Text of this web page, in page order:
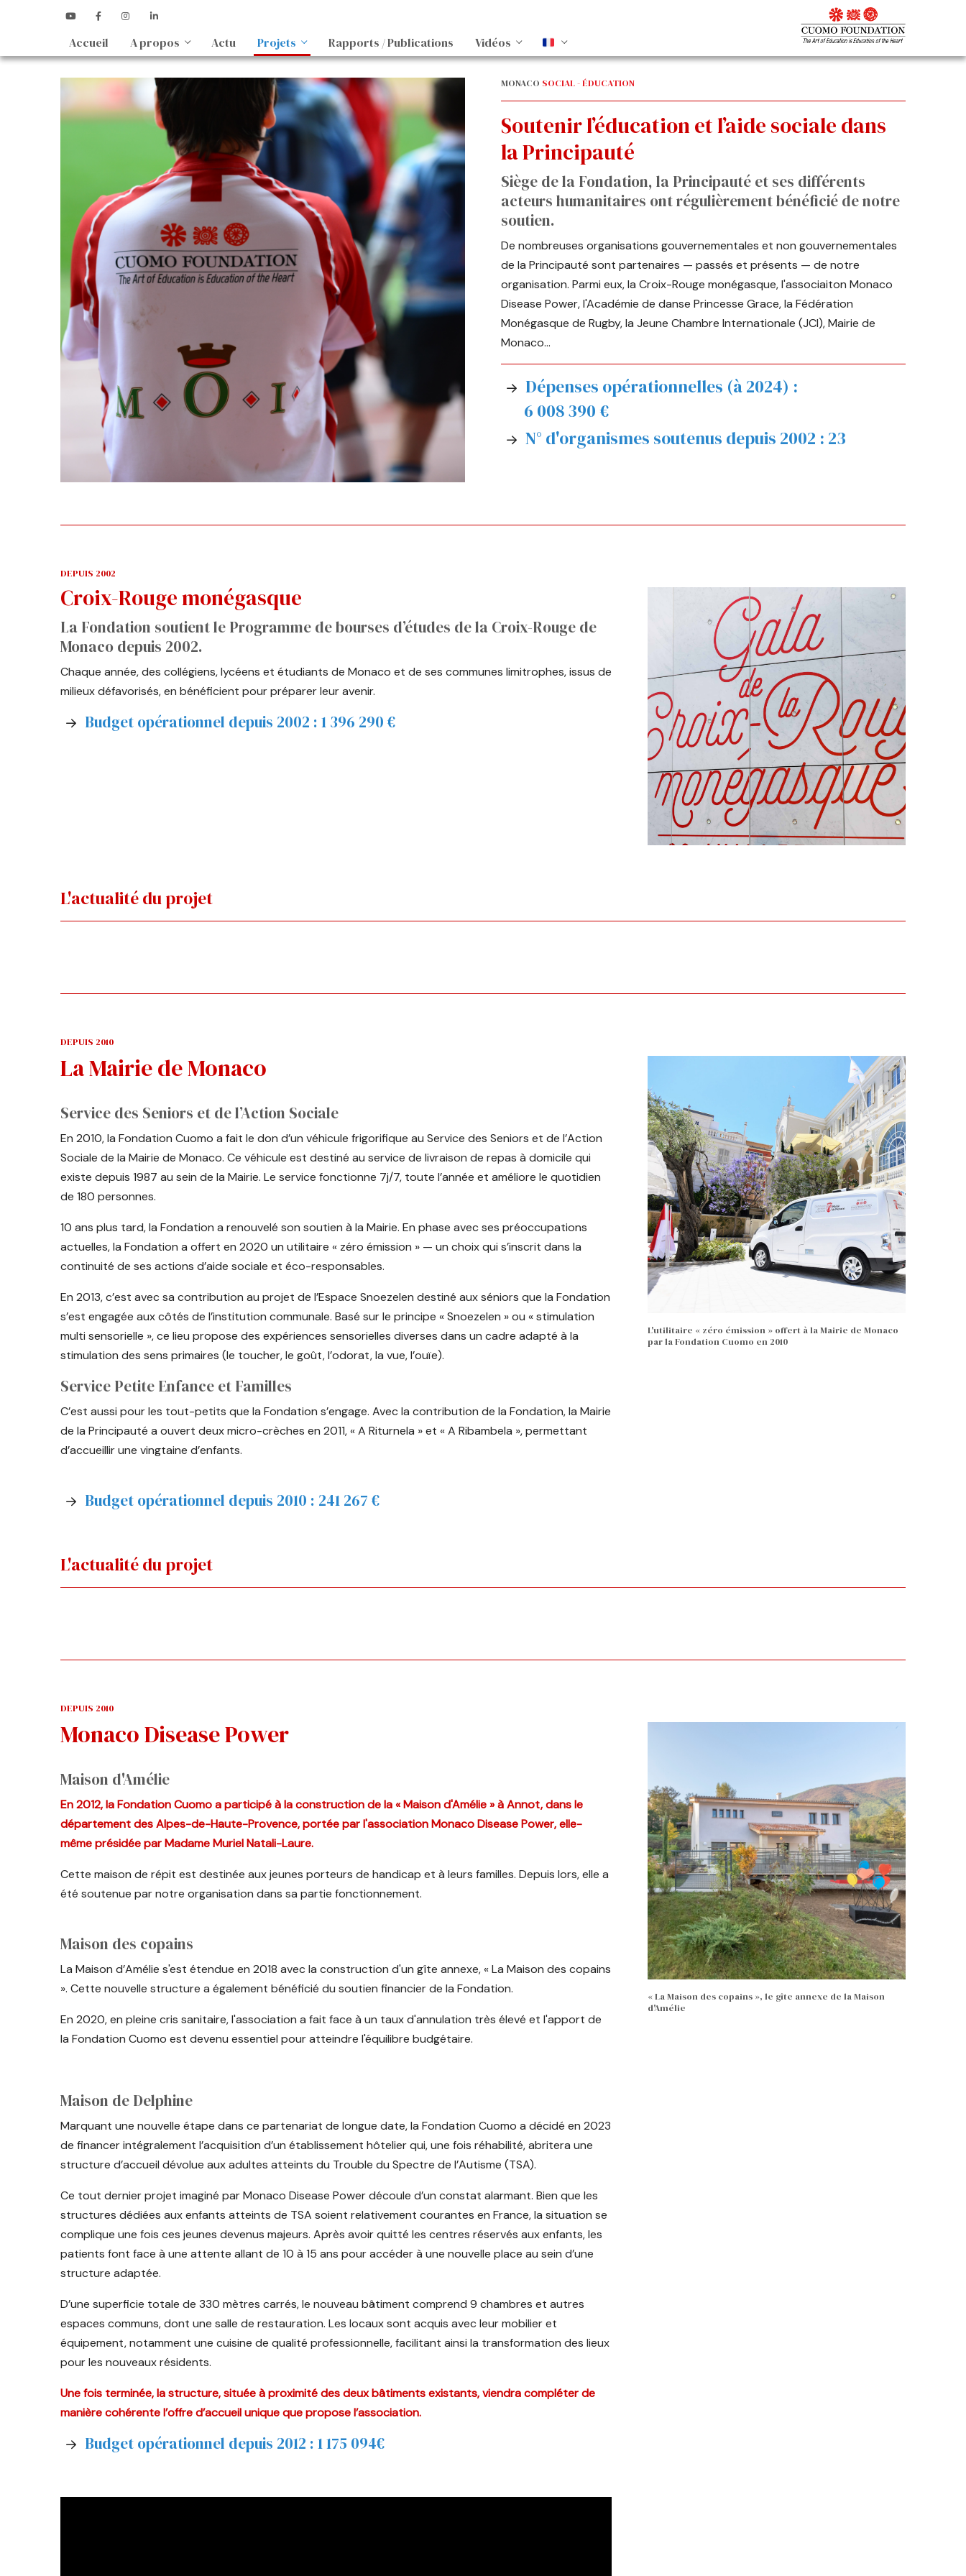
Accueil A propos Actu Projets Rapports / Publications Vidéos
MONACO SOCIAL - ÉDUCATION
Soutenir l’éducation et l’aide sociale dans
la Principauté
Siège de la Fondation, la Principauté et ses différents
acteurs humanitaires ont régulièrement bénéficié de notre
soutien.
De nombreuses organisations gouvernementales et non gouvernementales
de la Principauté sont partenaires — passés et présents — de notre
organisation. Parmi eux, la Croix-Rouge monégasque, l'associaiton Monaco
Disease Power, l'Académie de danse Princesse Grace, la Fédération
Monégasque de Rugby, la Jeune Chambre Internationale (JCI), Mairie de
Monaco…
Dépenses opérationnelles (à 2024) :
6 008 390€
N° d'organismes soutenus depuis 2002 : 23
DEPUIS 2002
Croix-Rouge monégasque
La Fondation soutient le Programme de bourses d’études de la Croix-Rouge de
Monaco depuis 2002.
Chaque année, des collégiens, lycéens et étudiants de Monaco et de ses communes limitrophes, issus de
milieux défavorisés, en bénéficient pour préparer leur avenir.
Budget opérationnel depuis 2002 : 1 396 290 €
L'actualité du projet
DEPUIS 2010
La Mairie de Monaco
Service des Seniors et de l’Action Sociale
En 2010, la Fondation Cuomo a fait le don d’un véhicule frigorifique au Service des Seniors et de l’Action
Sociale de la Mairie de Monaco. Ce véhicule est destiné au service de livraison de repas à domicile qui
existe depuis 1987 au sein de la Mairie. Le service fonctionne 7j/7, toute l’année et améliore le quotidien
de 180 personnes.
10 ans plus tard, la Fondation a renouvelé son soutien à la Mairie. En phase avec ses préoccupations
actuelles, la Fondation a offert en 2020 un utilitaire « zéro émission » — un choix qui s’inscrit dans la
continuité de ses actions d’aide sociale et éco-responsables.
En 2013, c’est avec sa contribution au projet de l’Espace Snoezelen destiné aux séniors que la Fondation
s’est engagée aux côtés de l’institution communale. Basé sur le principe « Snoezelen » ou « stimulation
multi sensorielle », ce lieu propose des expériences sensorielles diverses dans un cadre adapté à la
stimulation des sens primaires (le toucher, le goût, l’odorat, la vue, l’ouïe).
Service Petite Enfance et Familles
C’est aussi pour les tout-petits que la Fondation s’engage. Avec la contribution de la Fondation, la Mairie
de la Principauté a ouvert deux micro-crèches en 2011, « A Riturnela » et « A Ribambela », permettant
d’accueillir une vingtaine d’enfants.
Budget opérationnel depuis 2010 : 245 950 €
L'utilitaire « zéro émission » offert à la Mairie de Monaco
par la Fondation Cuomo en 2010
L'actualité du projet
DEPUIS 2010
Monaco Disease Power
Maison d'Amélie
En 2012, la Fondation Cuomo a participé à la construction de la « Maison d'Amélie » à Annot, dans le
département des Alpes-de-Haute-Provence, portée par l'association Monaco Disease Power, elle-
même présidée par Madame Muriel Natali-Laure.
Cette maison de répit est destinée aux jeunes porteurs de handicap et à leurs familles. Depuis lors, elle a
été soutenue par notre organisation dans sa partie fonctionnement.
Maison des copains
La Maison d’Amélie s'est étendue en 2018 avec la construction d'un gîte annexe, « La Maison des copains
». Cette nouvelle structure a également bénéficié du soutien financier de la Fondation.
En 2020, en pleine cris sanitaire, l'association a fait face à un taux d'annulation très élevé et l'apport de
la Fondation Cuomo est devenu essentiel pour atteindre l'équilibre budgétaire.
Maison de Delphine
Marquant une nouvelle étape dans ce partenariat de longue date, la Fondation Cuomo a décidé en 2023
de financer intégralement l’acquisition d’un établissement hôtelier qui, une fois réhabilité, abritera une
structure d’accueil dévolue aux adultes atteints du Trouble du Spectre de l’Autisme (TSA).
Ce tout dernier projet imaginé par Monaco Disease Power découle d’un constat alarmant. Bien que les
structures dédiées aux enfants atteints de TSA soient relativement courantes en France, la situation se
complique une fois ces jeunes devenus majeurs. Après avoir quitté les centres réservés aux enfants, les
patients font face à une attente allant de 10 à 15 ans pour accéder à une nouvelle place au sein d’une
structure adaptée.
D’une superficie totale de 330 mètres carrés, le nouveau bâtiment comprend 9 chambres et autres
espaces communs, dont une salle de restauration. Les locaux sont acquis avec leur mobilier et
équipement, notamment une cuisine de qualité professionnelle, facilitant ainsi la transformation des lieux
pour les nouveaux résidents.
Une fois terminée, la structure, située à proximité des deux bâtiments existants, viendra compléter de
manière cohérente l’offre d’accueil unique que propose l’association.
Budget opérationnel depuis 2012 : 1 247 680€
« La Maison des copains », le gîte annexe de la Maison
d'Amélie